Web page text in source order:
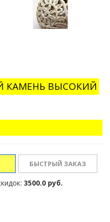
КАМЕНЬ ВЫСОКИЙ
3500.0 руб.